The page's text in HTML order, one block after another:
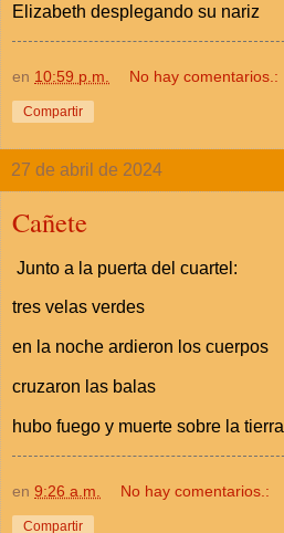
Elizabeth desplegando su nariz
en 10:59 p.m. No hay comentarios.:
Compartir
27 de abril de 2024
Cañete
Junto a la puerta del cuartel:
tres velas verdes
en la noche ardieron los cuerpos
cruzaron las balas
hubo fuego y muerte sobre la tierra
en 9:26 a.m. No hay comentarios.:
Compartir